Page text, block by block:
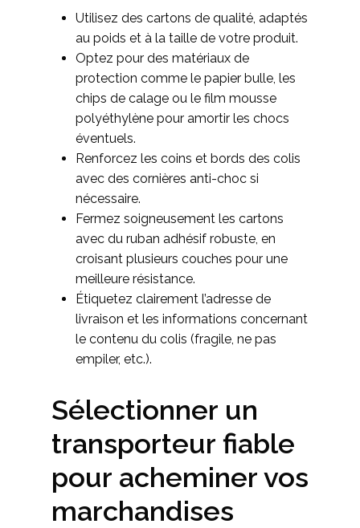
Utilisez des cartons de qualité, adaptés
au poids et à la taille de votre produit.
Optez pour des matériaux de
protection comme le papier bulle, les
chips de calage ou le film mousse
polyéthylène pour amortir les chocs
éventuels.
Renforcez les coins et bords des colis
avec des cornières anti-choc si
nécessaire.
Fermez soigneusement les cartons
avec du ruban adhésif robuste, en
croisant plusieurs couches pour une
meilleure résistance.
Étiquetez clairement l’adresse de
livraison et les informations concernant
le contenu du colis (fragile, ne pas
empiler, etc.).
Sélectionner un
transporteur fiable
pour acheminer vos
marchandises